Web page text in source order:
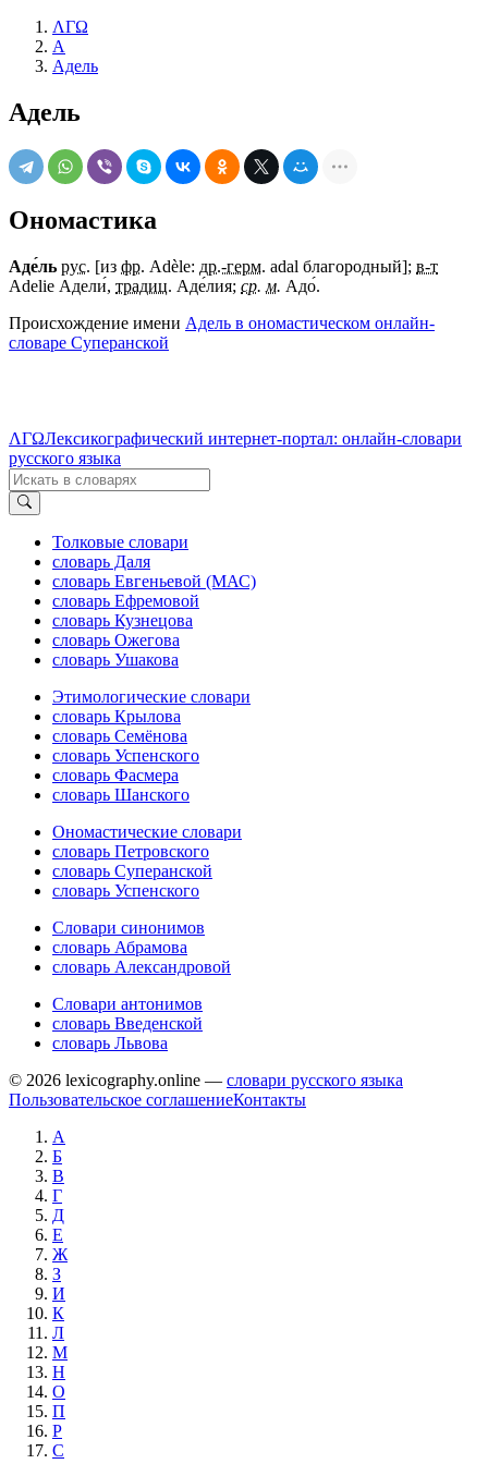
ΛΓΩ
А
Адель
Адель
Ономастика
Аде́ль рус. [из фр. Adèle: др.-герм. adal благородный]; в-т
Adelie Адели́, традиц. Аде́лия; ср. м. Адо́.
Происхождение имени Адель в ономастическом онлайн-
словаре Суперанской
ΛΓΩЛексикографический интернет-портал: онлайн-словари
русского языка
Толковые словари
словарь Даля
словарь Евгеньевой (МАС)
словарь Ефремовой
словарь Кузнецова
словарь Ожегова
словарь Ушакова
Этимологические словари
словарь Крылова
словарь Семёнова
словарь Успенского
словарь Фасмера
словарь Шанского
Ономастические словари
словарь Петровского
словарь Суперанской
словарь Успенского
Словари синонимов
словарь Абрамова
словарь Александровой
Словари антонимов
словарь Введенской
словарь Львова
© 2026 lexicography.online — словари русского языка
Пользовательское соглашениеКонтакты
А
Б
В
Г
Д
Е
Ж
З
И
К
Л
М
Н
О
П
Р
С